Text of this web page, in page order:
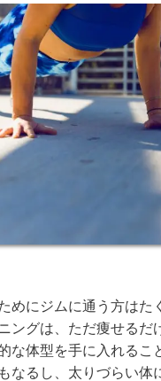
めにジムに通う方はた
ングは、ただ痩せるだ
な体型を手に入れるこ
なるし、太りづらい体